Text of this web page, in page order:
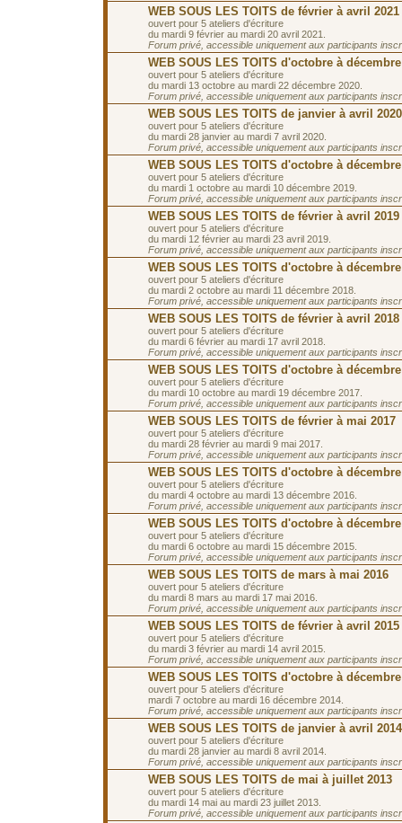
WEB SOUS LES TOITS de février à avril 2021
ouvert pour 5 ateliers d'écriture
du mardi 9 février au mardi 20 avril 2021.
Forum privé, accessible uniquement aux participants
WEB SOUS LES TOITS d'octobre à décembre
ouvert pour 5 ateliers d'écriture
du mardi 13 octobre au mardi 22 décembre 2020.
Forum privé, accessible uniquement aux participants
WEB SOUS LES TOITS de janvier à avril 2020
ouvert pour 5 ateliers d'écriture
du mardi 28 janvier au mardi 7 avril 2020.
Forum privé, accessible uniquement aux participants
WEB SOUS LES TOITS d'octobre à décembre
ouvert pour 5 ateliers d'écriture
du mardi 1 octobre au mardi 10 décembre 2019.
Forum privé, accessible uniquement aux participants
WEB SOUS LES TOITS de février à avril 2019
ouvert pour 5 ateliers d'écriture
du mardi 12 février au mardi 23 avril 2019.
Forum privé, accessible uniquement aux participants
WEB SOUS LES TOITS d'octobre à décembre
ouvert pour 5 ateliers d'écriture
du mardi 2 octobre au mardi 11 décembre 2018.
Forum privé, accessible uniquement aux participants
WEB SOUS LES TOITS de février à avril 2018
ouvert pour 5 ateliers d'écriture
du mardi 6 février au mardi 17 avril 2018.
Forum privé, accessible uniquement aux participants
WEB SOUS LES TOITS d'octobre à décembre
ouvert pour 5 ateliers d'écriture
du mardi 10 octobre au mardi 19 décembre 2017.
Forum privé, accessible uniquement aux participants
WEB SOUS LES TOITS de février à mai 2017
ouvert pour 5 ateliers d'écriture
du mardi 28 février au mardi 9 mai 2017.
Forum privé, accessible uniquement aux participants
WEB SOUS LES TOITS d'octobre à décembre
ouvert pour 5 ateliers d'écriture
du mardi 4 octobre au mardi 13 décembre 2016.
Forum privé, accessible uniquement aux participants
WEB SOUS LES TOITS d'octobre à décembre
ouvert pour 5 ateliers d'écriture
du mardi 6 octobre au mardi 15 décembre 2015.
Forum privé, accessible uniquement aux participants
WEB SOUS LES TOITS de mars à mai 2016
ouvert pour 5 ateliers d'écriture
du mardi 8 mars au mardi 17 mai 2016.
Forum privé, accessible uniquement aux participants
WEB SOUS LES TOITS de février à avril 2015
ouvert pour 5 ateliers d'écriture
du mardi 3 février au mardi 14 avril 2015.
Forum privé, accessible uniquement aux participants
WEB SOUS LES TOITS d'octobre à décembre
ouvert pour 5 ateliers d'écriture
mardi 7 octobre au mardi 16 décembre 2014.
Forum privé, accessible uniquement aux participants
WEB SOUS LES TOITS de janvier à avril 2014
ouvert pour 5 ateliers d'écriture
du mardi 28 janvier au mardi 8 avril 2014.
Forum privé, accessible uniquement aux participants
WEB SOUS LES TOITS de mai à juillet 2013
ouvert pour 5 ateliers d'écriture
du mardi 14 mai au mardi 23 juillet 2013.
Forum privé, accessible uniquement aux participants